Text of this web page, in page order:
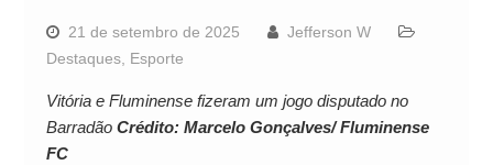
21 de setembro de 2025
Jefferson W
Destaques, Esporte
Vitória e Fluminense fizeram um jogo disputado no
Barradão Crédito: Marcelo Gonçalves/ Fluminense
FC